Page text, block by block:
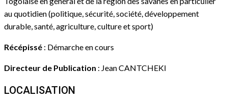
au quotidien (politique, sécurité, société, développement
durable, santé, agriculture, culture et sport)
Récépissé : Démarche en cours
Directeur de Publication : Jean CANTCHEKI
LOCALISATION